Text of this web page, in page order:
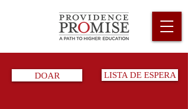
DOAR LISTA DE ESPERA